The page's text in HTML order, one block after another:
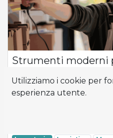
Strumenti moderni
magazzino.
Flusso del prodotto Come
quando si tratta di controllo
Utilizziamo i cookie per
esperienza utente.